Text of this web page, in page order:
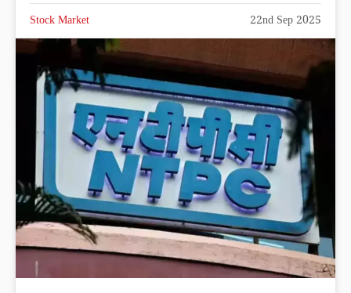
Stock Market 22nd Sep 2025